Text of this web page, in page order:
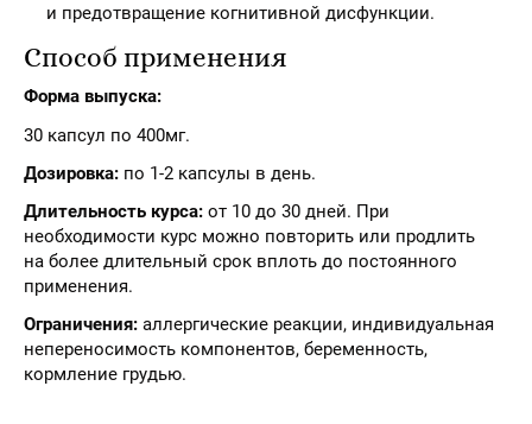
и предотвращение когнитивной дисфункции.
Способ применения
Форма выпуска:
30 капсул по 400мг.
Дозировка: по 1-2 капсулы в день.
Длительность курса: от 10 до 30 дней. При
необходимости курс можно повторить или продлить
на более длительный срок вплоть до постоянного
применения.
Ограничения: аллергические реакции, индивидуальная
непереносимость компонентов, беременность,
кормление грудью.